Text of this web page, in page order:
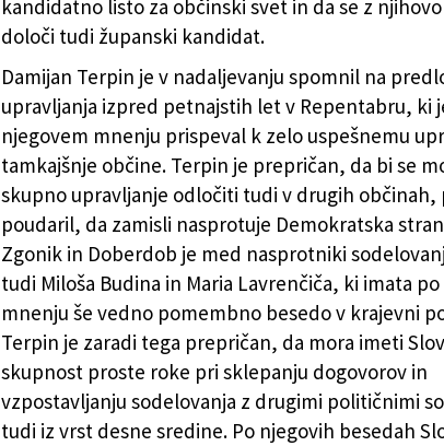
kandidatno listo za občinski svet in da se z
določi tudi županski kandidat.
Damijan Terpin je v nadaljevanju spomnil na
upravljanja izpred petnajstih let v Repentabru, ki
njegovem mnenju prispeval k zelo uspešnemu
tamkajšnje občine. Terpin je prepričan, da bi se
skupno upravljanje odločiti tudi v drugih občinah,
poudaril, da zamisli nasprotuje Demokratska
Zgonik in Doberdob je med nasprotniki
tudi Miloša Budina in Maria Lavrenčiča, ki imata
mnenju še vedno pomembno besedo v krajevni
Terpin je zaradi tega prepričan, da mora imeti
skupnost proste roke pri sklepanju dogovorov in
vzpostavljanju sodelovanja z drugimi političnimi
tudi iz vrst desne sredine. Po njegovih besedah